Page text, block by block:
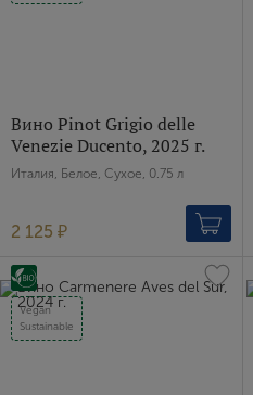
Вино Pinot Grigio delle
Venezie Ducento, 2025 г.
Италия, Белое, Сухое, 0.75 л
2 125 ₽
Vegan
Sustainable